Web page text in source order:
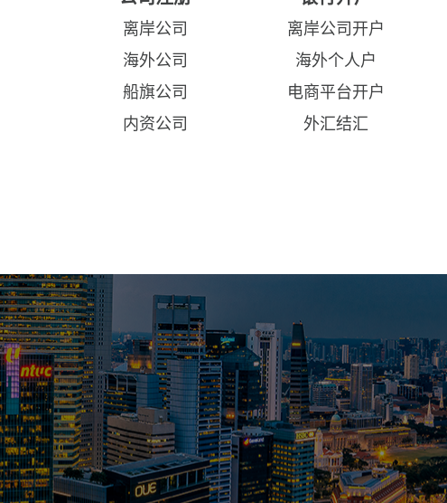
离岸公司
海外公司
船旗公司
内资公司
离岸公司开户
海外个人户
电商平台开户
外汇结汇